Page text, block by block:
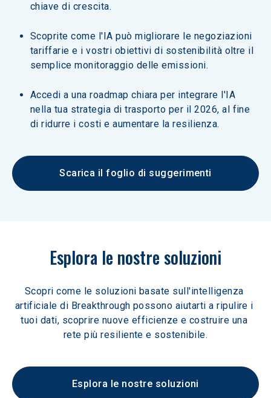
chiave di crescita.
Scoprite come l'IA può migliorare le negoziazioni
tariffarie e i vostri obiettivi di sostenibilità oltre il
semplice monitoraggio delle emissioni.
Accedi a una roadmap chiara per integrare l'IA
nella tua strategia di trasporto per il 2026, al fine
di ridurre i costi e aumentare la resilienza.
Scarica il foglio di suggerimenti
Esplora le nostre soluzioni
Scopri come le soluzioni basate sull'intelligenza
artificiale di Breakthrough possono aiutarti a ripulire i
tuoi dati, scoprire nuove efficienze e costruire una
rete più resiliente e sostenibile.
Esplora le nostre soluzioni